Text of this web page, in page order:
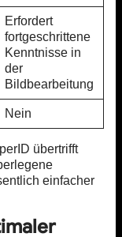
Erfordert
fortgeschrittene
Kenntnisse in
der
Bildbearbeitung
Nein
übertrifft
einfacher